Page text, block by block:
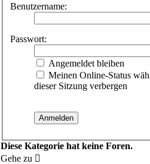
Benutzername:
Passwort:
Angemeldet bleiben
Meinen Online-Status
dieser Sitzung verbergen
Diese Kategorie hat keine Foren.
Gehe zu